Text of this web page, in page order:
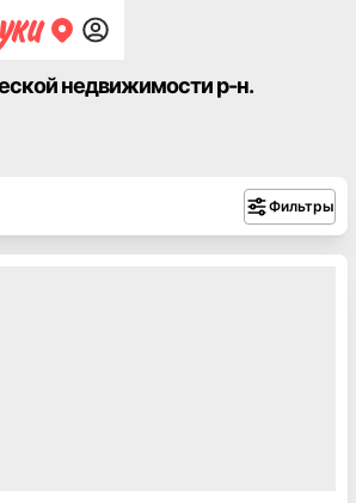
недвижимости р-н.
Фильтры